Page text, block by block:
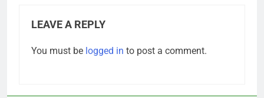
LEAVE A REPLY
You must be logged in to post a comment.